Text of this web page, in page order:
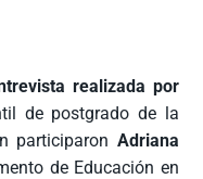
realizada por
de postgrado de la
participaron Adriana
de Educación en